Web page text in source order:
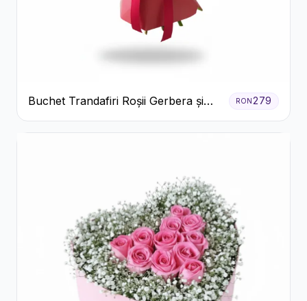
Buchet Trandafiri Roșii Gerbera și
Verdeață
RON279